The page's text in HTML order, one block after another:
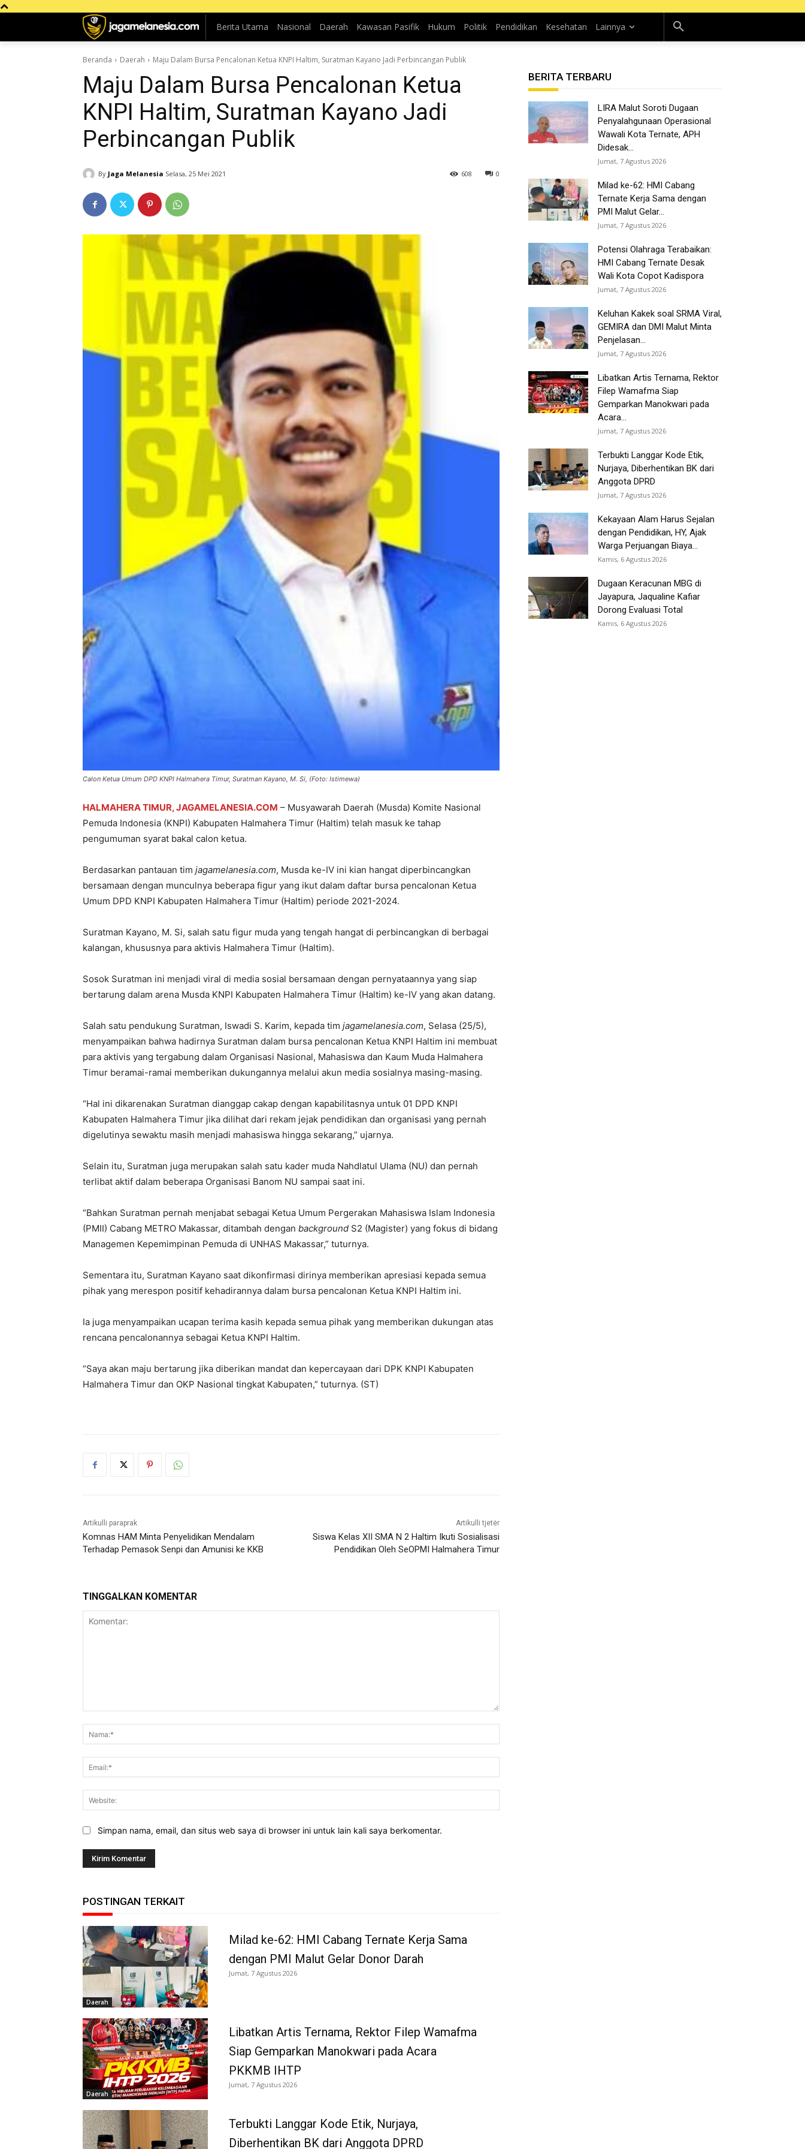
Berita Utama Nasional Daerah Kawasan Pasifik Hukum Politik Pendidikan Kesehatan Lainnya
Beranda Daerah Maju Dalam Bursa Pencalonan Ketua KNPI Haltim, Suratman Kayano Jadi Perbincangan Publik
Maju Dalam Bursa Pencalonan Ketua
KNPI Haltim, Suratman Kayano Jadi
Perbincangan Publik
By Jaga Melanesia Selasa, 25 Mei 2021 0
608
Calon Ketua Umum DPD KNPI Halmahera Timur, Suratman Kayano, M. Si, (Foto: Istimewa)
HALMAHERA TIMUR, JAGAMELANESIA.COM – Musyawarah Daerah (Musda) Komite Nasional
Pemuda Indonesia (KNPI) Kabupaten Halmahera Timur (Haltim) telah masuk ke tahap
pengumuman syarat bakal calon ketua.
Berdasarkan pantauan tim jagamelanesia.com, Musda ke-IV ini kian hangat diperbincangkan
bersamaan dengan munculnya beberapa figur yang ikut dalam daftar bursa pencalonan Ketua
Umum DPD KNPI Kabupaten Halmahera Timur (Haltim) periode 2021-2024.
Suratman Kayano, M. Si, salah satu figur muda yang tengah hangat di perbincangkan di berbagai
kalangan, khususnya para aktivis Halmahera Timur (Haltim).
Sosok Suratman ini menjadi viral di media sosial bersamaan dengan pernyataannya yang siap
bertarung dalam arena Musda KNPI Kabupaten Halmahera Timur (Haltim) ke-IV yang akan datang.
Salah satu pendukung Suratman, Iswadi S. Karim, kepada tim jagamelanesia.com, Selasa (25/5),
menyampaikan bahwa hadirnya Suratman dalam bursa pencalonan Ketua KNPI Haltim ini membuat
para aktivis yang tergabung dalam Organisasi Nasional, Mahasiswa dan Kaum Muda Halmahera
Timur beramai-ramai memberikan dukungannya melalui akun media sosialnya masing-masing.
“Hal ini dikarenakan Suratman dianggap cakap dengan kapabilitasnya untuk 01 DPD KNPI
Kabupaten Halmahera Timur jika dilihat dari rekam jejak pendidikan dan organisasi yang pernah
digelutinya sewaktu masih menjadi mahasiswa hingga sekarang,” ujarnya.
Selain itu, Suratman juga merupakan salah satu kader muda Nahdlatul Ulama (NU) dan pernah
terlibat aktif dalam beberapa Organisasi Banom NU sampai saat ini.
“Bahkan Suratman pernah menjabat sebagai Ketua Umum Pergerakan Mahasiswa Islam Indonesia
(PMII) Cabang METRO Makassar, ditambah dengan background S2 (Magister) yang fokus di bidang
Managemen Kepemimpinan Pemuda di UNHAS Makassar,” tuturnya.
Sementara itu, Suratman Kayano saat dikonfirmasi dirinya memberikan apresiasi kepada semua
pihak yang merespon positif kehadirannya dalam bursa pencalonan Ketua KNPI Haltim ini.
Ia juga menyampaikan ucapan terima kasih kepada semua pihak yang memberikan dukungan atas
rencana pencalonannya sebagai Ketua KNPI Haltim.
“Saya akan maju bertarung jika diberikan mandat dan kepercayaan dari DPK KNPI Kabupaten
Halmahera Timur dan OKP Nasional tingkat Kabupaten,” tuturnya. (ST)
Artikulli paraprak
Komnas HAM Minta Penyelidikan Mendalam
Terhadap Pemasok Senpi dan Amunisi ke KKB
Artikulli tjetër
Siswa Kelas XII SMA N 2 Haltim Ikuti Sosialisasi
Pendidikan Oleh SeOPMI Halmahera Timur
TINGGALKAN KOMENTAR
Simpan nama, email, dan situs web saya di browser ini untuk lain kali saya berkomentar.
POSTINGAN TERKAIT
Daerah
Milad ke-62: HMI Cabang Ternate Kerja Sama
dengan PMI Malut Gelar Donor Darah
Jumat, 7 Agustus 2026
Daerah
Libatkan Artis Ternama, Rektor Filep Wamafma
Siap Gemparkan Manokwari pada Acara
PKKMB IHTP
Jumat, 7 Agustus 2026
Terbukti Langgar Kode Etik, Nurjaya,
Diberhentikan BK dari Anggota DPRD
BERITA TERBARU
LIRA Malut Soroti Dugaan
Penyalahgunaan Operasional
Wawali Kota Ternate, APH
Didesak...
Jumat, 7 Agustus 2026
Milad ke-62: HMI Cabang
Ternate Kerja Sama dengan
PMI Malut Gelar...
Jumat, 7 Agustus 2026
Potensi Olahraga Terabaikan:
HMI Cabang Ternate Desak
Wali Kota Copot Kadispora
Jumat, 7 Agustus 2026
Keluhan Kakek soal SRMA Viral,
GEMIRA dan DMI Malut Minta
Penjelasan...
Jumat, 7 Agustus 2026
Libatkan Artis Ternama, Rektor
Filep Wamafma Siap
Gemparkan Manokwari pada
Acara...
Jumat, 7 Agustus 2026
Terbukti Langgar Kode Etik,
Nurjaya, Diberhentikan BK dari
Anggota DPRD
Jumat, 7 Agustus 2026
Kekayaan Alam Harus Sejalan
dengan Pendidikan, HY, Ajak
Warga Perjuangan Biaya...
Kamis, 6 Agustus 2026
Dugaan Keracunan MBG di
Jayapura, Jaqualine Kafiar
Dorong Evaluasi Total
Kamis, 6 Agustus 2026